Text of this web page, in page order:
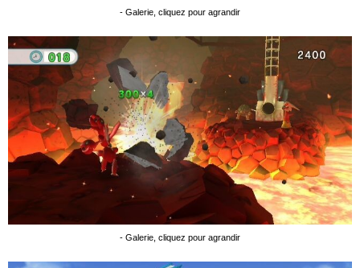
- Galerie, cliquez pour agrandir
- Galerie, cliquez pour agrandir